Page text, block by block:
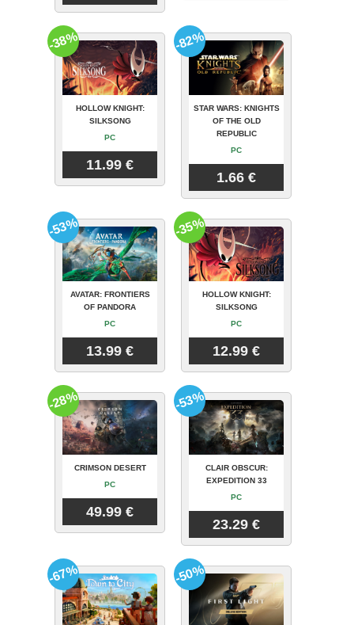
HOLLOW KNIGHT:
SILKSONG
PC
11.99 €
-38%
STAR WARS: KNIGHTS
OF THE OLD
REPUBLIC
PC
1.66 €
-82%
AVATAR: FRONTIERS
OF PANDORA
PC
13.99 €
-53%
HOLLOW KNIGHT:
SILKSONG
PC
12.99 €
-35%
CRIMSON DESERT
PC
49.99 €
-28%
CLAIR OBSCUR:
EXPEDITION 33
PC
23.29 €
-53%
-67% -50%